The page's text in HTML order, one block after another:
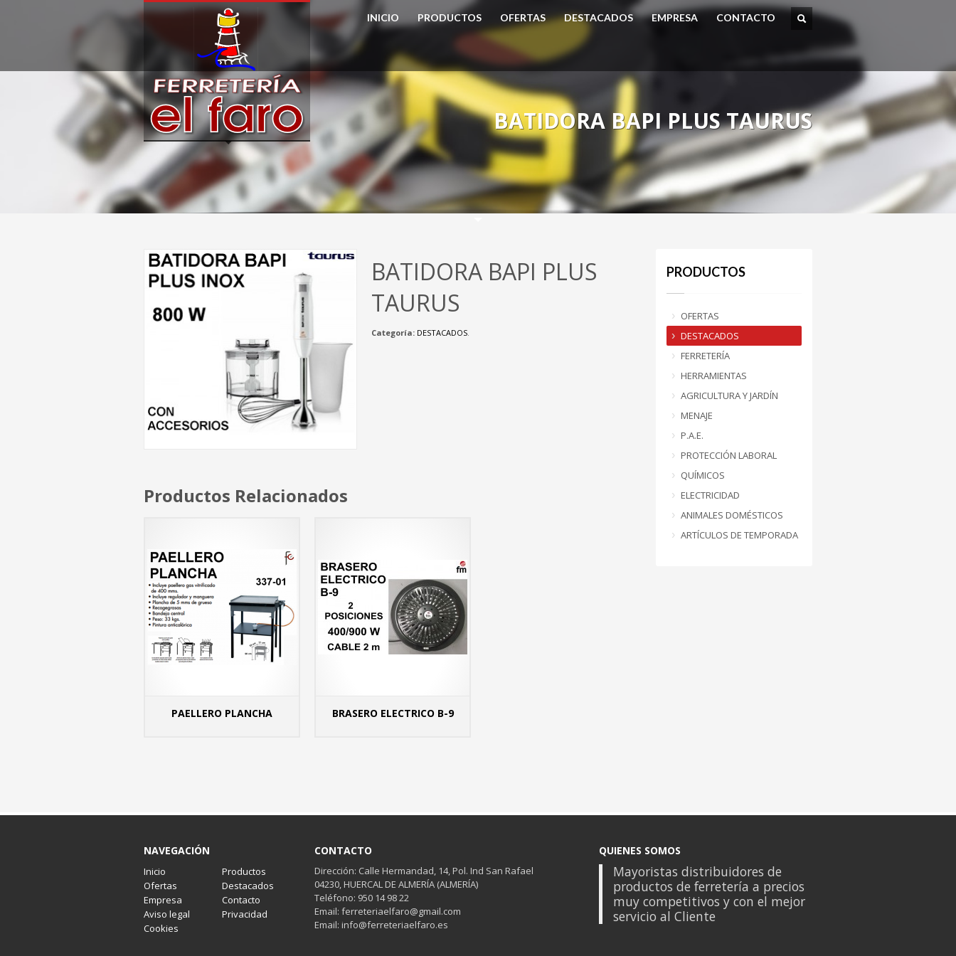
INICIO PRODUCTOS OFERTAS DESTACADOS EMPRESA CONTACTO
BATIDORA BAPI PLUS TAURUS
BATIDORA BAPI PLUS
TAURUS
Categoría: DESTACADOS.
Productos Relacionados
PAELLERO PLANCHA BRASERO ELECTRICO B-9
PRODUCTOS
OFERTAS
DESTACADOS
FERRETERÍA
HERRAMIENTAS
AGRICULTURA Y JARDÍN
MENAJE
P.A.E.
PROTECCIÓN LABORAL
QUÍMICOS
ELECTRICIDAD
ANIMALES DOMÉSTICOS
ARTÍCULOS DE TEMPORADA
NAVEGACIÓN
Inicio
Productos
Ofertas
Destacados
Empresa
Contacto
Aviso legal
Privacidad
Cookies
CONTACTO
Dirección: Calle Hermandad, 14, Pol. Ind San Rafael
04230, HUERCAL DE ALMERÍA (ALMERÍA)
Teléfono: 950 14 98 22
Email: ferreteriaelfaro@gmail.com
Email: info@ferreteriaelfaro.es
QUIENES SOMOS
Mayoristas distribuidores de
productos de ferretería a precios
muy competitivos y con el mejor
servicio al Cliente